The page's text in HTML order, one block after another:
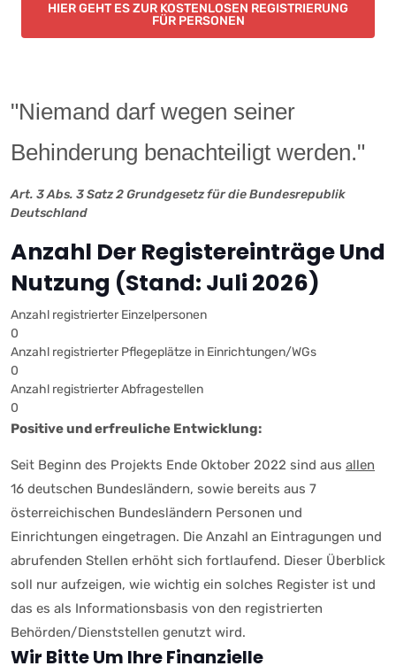
HIER GEHT ES ZUR KOSTENLOSEN REGISTRIERUNG
FÜR PERSONEN
"Niemand darf wegen seiner
Behinderung benachteiligt werden."
Art. 3 Abs. 3 Satz 2 Grundgesetz für die Bundesrepublik
Deutschland
Anzahl Der Registereinträge Und
Nutzung (Stand: Juli 2026)
Anzahl registrierter Einzelpersonen
0
Anzahl registrierter Pflegeplätze in Einrichtungen/WGs
0
Anzahl registrierter Abfragestellen
0
Positive und erfreuliche Entwicklung:
Seit Beginn des Projekts Ende Oktober 2022 sind aus allen
16 deutschen Bundesländern, sowie bereits aus 7
österreichischen Bundesländern Personen und
Einrichtungen eingetragen. Die Anzahl an Eintragungen und
abrufenden Stellen erhöht sich fortlaufend. Dieser Überblick
soll nur aufzeigen, wie wichtig ein solches Register ist und
das es als Informationsbasis von den registrierten
Behörden/Dienststellen genutzt wird.
Wir Bitte Um Ihre Finanzielle